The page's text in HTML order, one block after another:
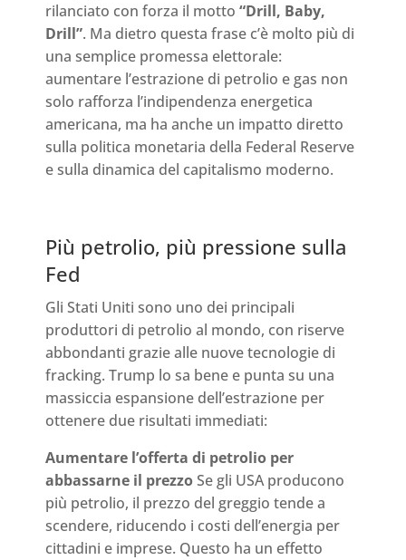
rilanciato con forza il motto “Drill, Baby,
Drill”. Ma dietro questa frase c’è molto più di
una semplice promessa elettorale:
aumentare l’estrazione di petrolio e gas non
solo rafforza l’indipendenza energetica
americana, ma ha anche un impatto diretto
sulla politica monetaria della Federal Reserve
e sulla dinamica del capitalismo moderno.
Più petrolio, più pressione sulla
Fed
Gli Stati Uniti sono uno dei principali
produttori di petrolio al mondo, con riserve
abbondanti grazie alle nuove tecnologie di
fracking. Trump lo sa bene e punta su una
massiccia espansione dell’estrazione per
ottenere due risultati immediati:
Aumentare l’offerta di petrolio per
abbassarne il prezzoSe gli USA producono
più petrolio, il prezzo del greggio tende a
scendere, riducendo i costi dell’energia per
cittadini e imprese. Questo ha un effetto